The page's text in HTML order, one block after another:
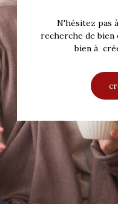
N'hésitez pas
recherche de
bien à